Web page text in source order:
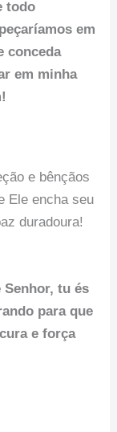
todo
em
conceda
em minha
e bênçãos
Ele encha seu
duradoura!
Senhor, tu és
para que
e força